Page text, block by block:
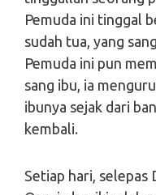
Pemuda ini tinggal
sudah tua, yang
Pemuda ini pun
sang ibu, ia
ibunya sejak dari
kembali.
Setiap hari, selepas